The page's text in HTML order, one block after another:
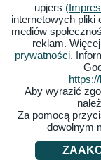
Jakie są
W jakie
Z jakich
Jakie
upjers
internetowych pliki
mediów
reklam.
prywatności.
Aby wyrazić
Za pomocą
dowolnym